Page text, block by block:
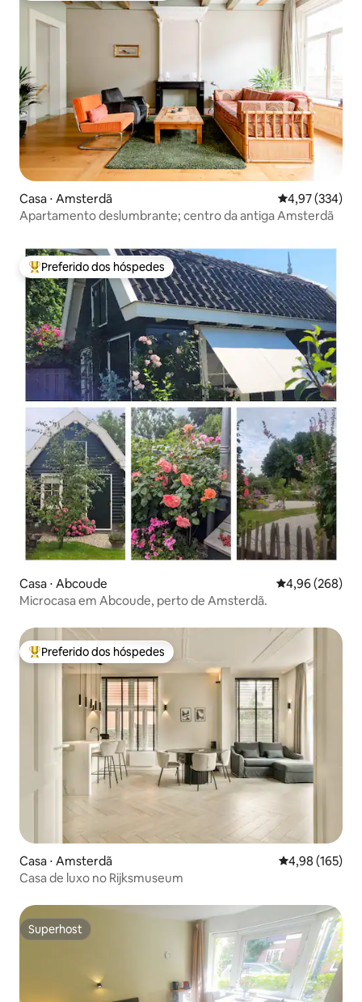
Casa ⋅ Amsterdã 4,97 de uma
4,97 (334)
Apartamento deslumbrante; centro da antiga Amsterdã
Entre os melhores preferidos dos hóspedes
Preferido dos hóspedes
Casa ⋅ Abcoude 4,96 de uma
4,96 (268)
Microcasa em Abcoude, perto de Amsterdã.
Entre os melhores preferidos dos hóspedes
Preferido dos hóspedes
Casa ⋅ Amsterdã 4,98 de uma
4,98 (165)
Casa de luxo no Rijksmuseum
Superhost
Superhost